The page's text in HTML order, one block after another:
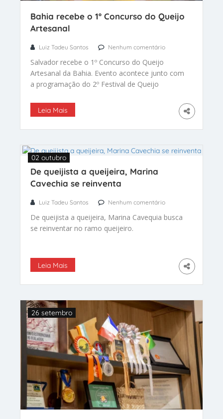
Bahia recebe o 1º Concurso do Queijo
Artesanal
Luiz Tadeu Santos Nenhum comentário
Salvador recebe o 1º Concurso do Queijo
Artesanal da Bahia. Evento acontece junto com
a programação do 2º Festival de Queijo
Leia Mais
De queijista a queijeira, Marina
Cavechia se reinventa
02 outubro
Luiz Tadeu Santos Nenhum comentário
De queijista a queijeira, Marina Cavequia busca
se reinventar no ramo queijeiro.
Leia Mais
26 setembro